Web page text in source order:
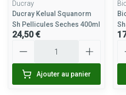
Ducray
Ducray Kelual Squanorm
Sh Pellicules Seches 400ml
24,50 €
Ajouter au panier